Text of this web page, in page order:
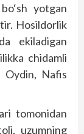
yotgan
Hosildorlik
ekiladigan
chidamli
Oydin, Nafis
tomonidan
uzumning